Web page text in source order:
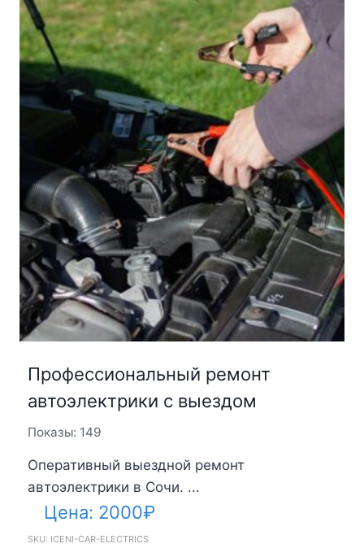
Профессиональный ремонт
автоэлектрики с выездом
Показы: 149
Оперативный выездной ремонт
автоэлектрики в Сочи. ...
Цена: 2000₽
SKU: ICENI-CAR-ELECTRICS